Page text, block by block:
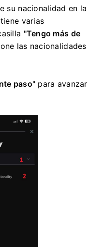
su nacionalidad en la
varias
"Tengo más de
las nacionalidades
paso" para avanzar